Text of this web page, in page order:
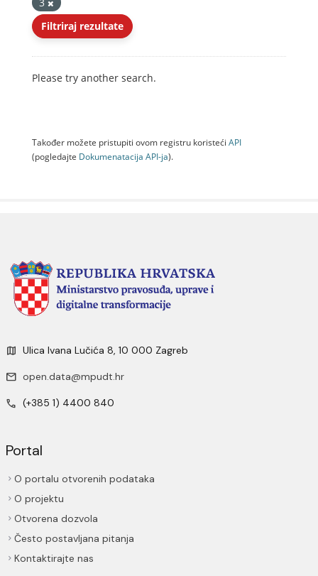
Filtriraj rezultate
Please try another search.
Također možete pristupiti ovom registru koristeći API
(pogledajte Dokumenаtаcijа API-jа).